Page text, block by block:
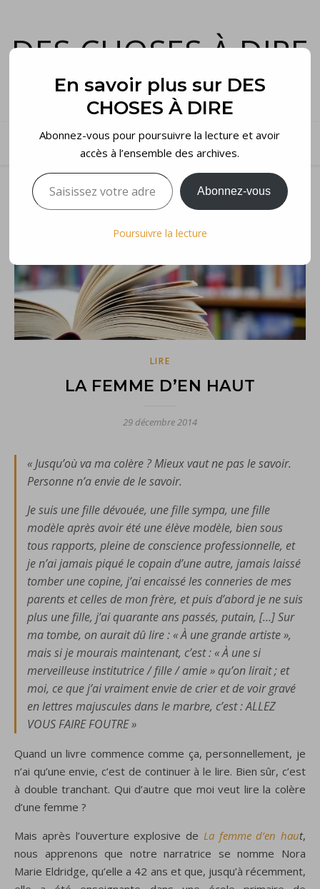
DES CHOSES À DIRE
et voilà…
LIRE
LA FEMME D’EN HAUT
29 décembre 2014
« Jusqu’où va ma colère ? Mieux vaut ne pas le savoir.
Personne n’a envie de le savoir.
Je suis une fille dévouée, une fille sympa, une fille
modèle après avoir été une élève modèle, bien sous
tous rapports, pleine de conscience professionnelle, et
je n’ai jamais piqué le copain d’une autre, jamais laissé
tomber une copine, j’ai encaissé les conneries de mes
parents et celles de mon frère, et puis d’abord je ne suis
plus une fille, j’ai quarante ans passés, putain, […] Sur
ma tombe, on aurait dû lire : « À une grande artiste »,
mais si je mourais maintenant, c’est : « À une si
merveilleuse institutrice / fille / amie » qu’on lirait ; et
moi, ce que j’ai vraiment envie de crier et de voir gravé
en lettres majuscules dans le marbre, c’est : ALLEZ
VOUS FAIRE FOUTRE »
Quand un livre commence comme ça, personnellement, je
n’ai qu’une envie, c’est de continuer à le lire. Bien sûr, c’est
à double tranchant. Qui d’autre que moi veut lire la colère
d’une femme ?
Mais après l’ouverture explosive de La femme d’en haut,
nous apprenons que notre narratrice se nomme Nora
Marie Eldridge, qu’elle a 42 ans et que, jusqu’à récemment,
En savoir plus sur DES
CHOSES À DIRE
Abonnez-vous pour poursuivre la lecture et avoir
accès à l’ensemble des archives.
Saisissez votre adresse e-mail…
Abonnez-vous
Poursuivre la lecture